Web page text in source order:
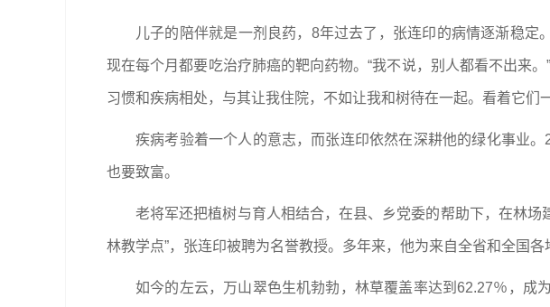
儿子的陪伴就是一剂良药，8年过去了，张连印的病情逐渐稳定
现在每个月都要吃治疗肺癌的靶向药物。“我不说，别人都看不出来
习惯和疾病相处，与其让我住院，不如让我和树待在一起。看着它们
疾病考验着一个人的意志，而张连印依然在深耕他的绿化事业
也要致富。
老将军还把植树与育人相结合，在县、乡党委的帮助下，在林场
林教学点”，张连印被聘为名誉教授。多年来，他为来自全省和全国
如今的左云，万山翠色生机勃勃，林草覆盖率达到62.27％，成